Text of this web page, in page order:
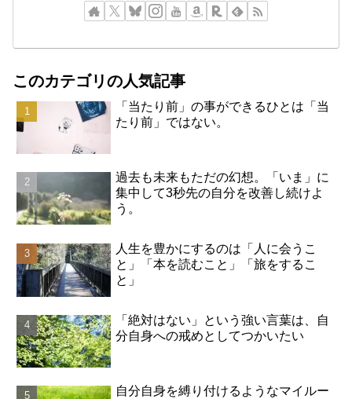
このカテゴリの人気記事
「当たり前」の事ができるひとは「当
たり前」ではない。
過去も未来もただの幻想。「いま」に
集中して3秒先の自分を改善し続けよ
う。
人生を豊かにするのは「人に会うこ
と」「本を読むこと」「旅をするこ
と」
「絶対はない」という強い言葉は、自
分自身への戒めとしてつかいたい
自分自身を縛り付けるようなマイルー